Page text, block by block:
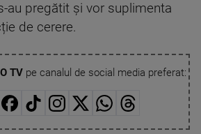
au pregătit și vor suplimenta
de cerere.
TVpe canalul de social media preferat: